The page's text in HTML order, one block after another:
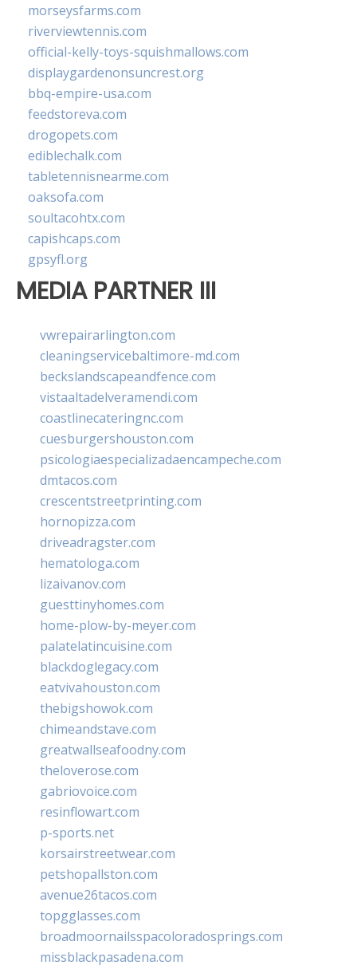
morseysfarms.com
riverviewtennis.com
official-kelly-toys-squishmallows.com
displaygardenonsuncrest.org
bbq-empire-usa.com
feedstoreva.com
drogopets.com
ediblechalk.com
tabletennisnearme.com
oaksofa.com
soultacohtx.com
capishcaps.com
gpsyfl.org
MEDIA PARTNER III
vwrepairarlington.com
cleaningservicebaltimore-md.com
beckslandscapeandfence.com
vistaaltadelveramendi.com
coastlinecateringnc.com
cuesburgershouston.com
psicologiaespecializadaencampeche.com
dmtacos.com
crescentstreetprinting.com
hornopizza.com
driveadragster.com
hematologa.com
lizaivanov.com
guesttinyhomes.com
home-plow-by-meyer.com
palatelatincuisine.com
blackdoglegacy.com
eatvivahouston.com
thebigshowok.com
chimeandstave.com
greatwallseafoodny.com
theloverose.com
gabriovoice.com
resinflowart.com
p-sports.net
korsairstreetwear.com
petshopallston.com
avenue26tacos.com
topgglasses.com
broadmoornailsspacoloradosprings.com
missblackpasadena.com